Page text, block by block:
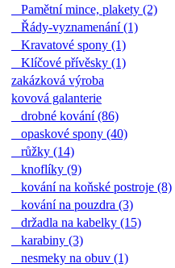
Pamětní mince, plakety (2)
Řády-vyznamenání (1)
Kravatové spony (1)
Klíčové přívěsky (1)
zakázková výroba
kovová galanterie
drobné kování (86)
opaskové spony (40)
růžky (14)
knoflíky (9)
kování na koňské postroje (8)
kování na pouzdra (3)
držadla na kabelky (15)
karabiny (3)
nesmeky na obuv (1)